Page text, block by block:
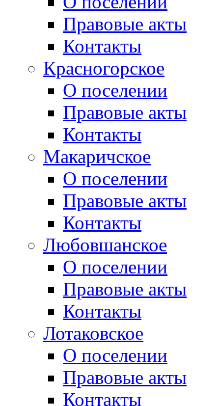
Правовые акты
Контакты
Красногорское
О поселении
Правовые акты
Контакты
Макаричское
О поселении
Правовые акты
Контакты
Любовшанское
О поселении
Правовые акты
Контакты
Лотаковское
О поселении
Правовые акты
Контакты